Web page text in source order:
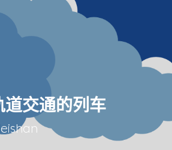
道交通的列车